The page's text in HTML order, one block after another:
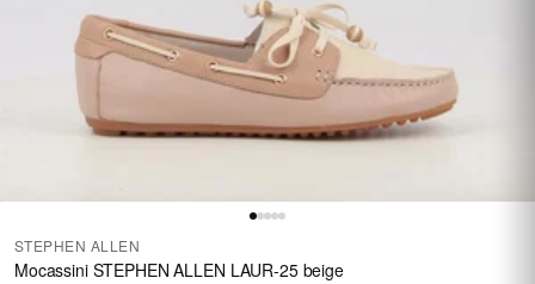
STEPHEN ALLEN
Mocassini STEPHEN ALLEN LAUR-25 beige